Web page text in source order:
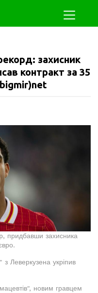
захисник
контракт за 35
придбавши захисника
Леверкузена укріпив
новим гравцем